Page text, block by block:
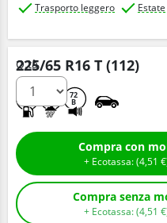
Trasporto leggero Estate
225/65 R16 T (112)
72
B
Q.tà
+ Ecotassa: (4,51 €
+ Ecotassa: (4,51 €